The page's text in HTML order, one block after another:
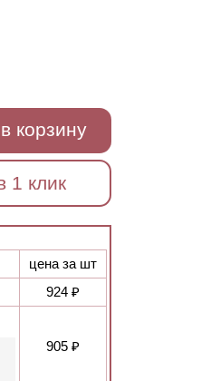
корзину
1 клик
цена за шт
924 ₽
905 ₽